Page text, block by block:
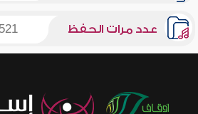
عدد مرات الحفظ